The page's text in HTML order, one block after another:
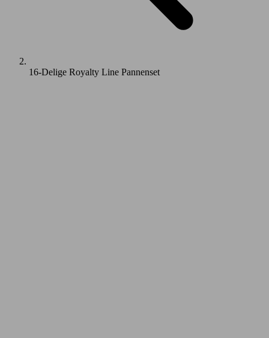
16-Delige Royalty Line Pannenset